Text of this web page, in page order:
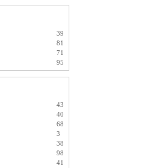
39
81
71
95
43
40
68
3
38
98
41